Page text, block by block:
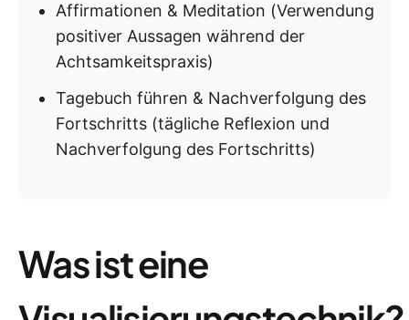
Affirmationen & Meditation (Verwendung
positiver Aussagen während der
Achtsamkeitspraxis)
Tagebuch führen & Nachverfolgung des
Fortschritts (tägliche Reflexion und
Nachverfolgung des Fortschritts)
Was ist eine